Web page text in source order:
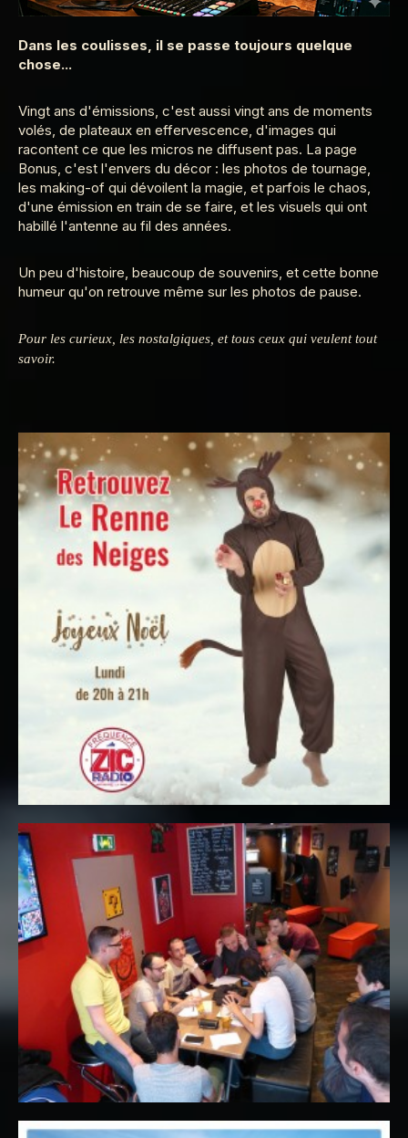
Dans les coulisses, il se passe toujours quelque
chose...
Vingt ans d'émissions, c'est aussi vingt ans de moments
volés, de plateaux en effervescence, d'images qui
racontent ce que les micros ne diffusent pas. La page
Bonus, c'est l'envers du décor : les photos de tournage,
les making-of qui dévoilent la magie, et parfois le chaos,
d'une émission en train de se faire, et les visuels qui ont
habillé l'antenne au fil des années.
Un peu d'histoire, beaucoup de souvenirs, et cette bonne
humeur qu'on retrouve même sur les photos de pause.
Pour les curieux, les nostalgiques, et tous ceux qui veulent tout
savoir.